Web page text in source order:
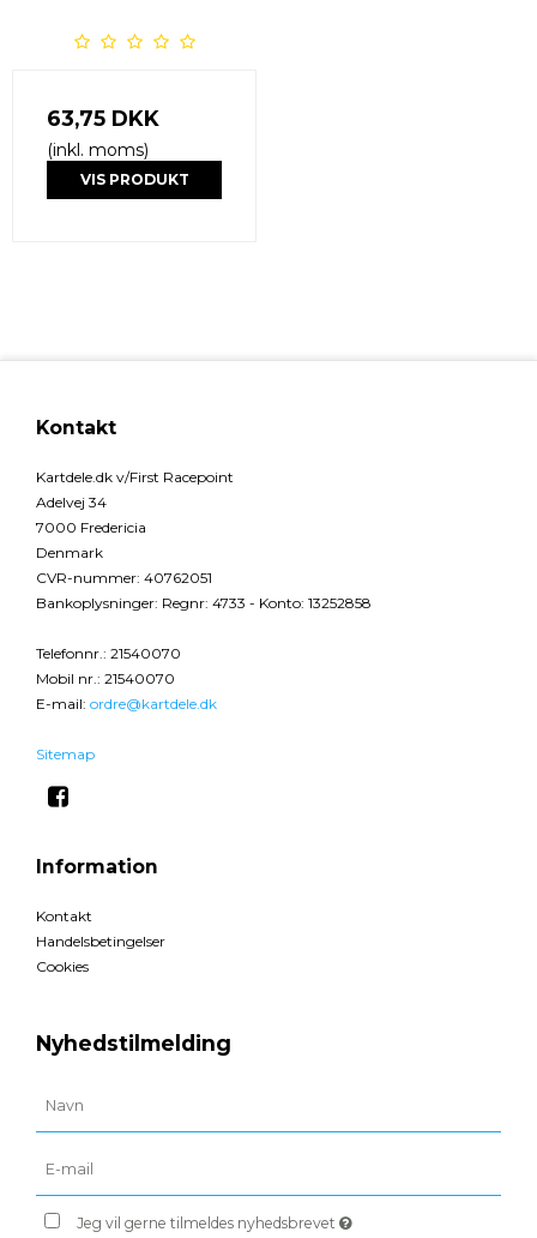
63,75 DKK
(inkl. moms)
VIS PRODUKT
Kontakt
Kartdele.dk v/First Racepoint
Adelvej 34
7000 Fredericia
Denmark
CVR-nummer: 40762051
Bankoplysninger: Regnr: 4733 - Konto: 13252858
Telefonnr.: 21540070
Mobil nr.: 21540070
E-mail: ordre@kartdele.dk
Sitemap
Information
Kontakt
Handelsbetingelser
Cookies
Nyhedstilmelding
Jeg vil gerne tilmeldes nyhedsbrevet